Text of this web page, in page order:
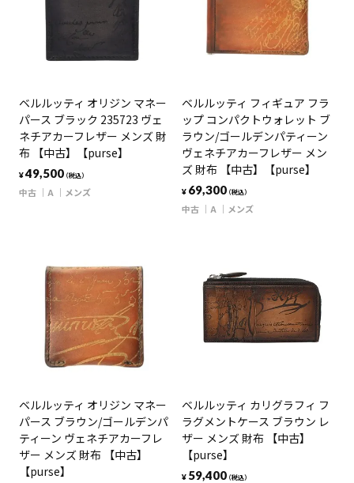
ベルルッティ オリジン マネー
パース ブラック 235723 ヴェ
ネチアカーフレザー メンズ 財
布 【中古】【purse】
¥49,500（税込）
中古 A メンズ
ベルルッティ フィギュア フラ
ップ コンパクトウォレット ブ
ラウン/ゴールデンパティーン
ヴェネチアカーフレザー メン
ズ 財布 【中古】【purse】
¥ 69,300（税込）
中古 A メンズ
ベルルッティ オリジン マネー
パース ブラウン/ゴールデンパ
ティーン ヴェネチアカーフレ
ザー メンズ 財布 【中古】
【purse】
ベルルッティ カリグラフィ フ
ラグメントケース ブラウン レ
ザー メンズ 財布 【中古】
【purse】
¥ 59,400（税込）